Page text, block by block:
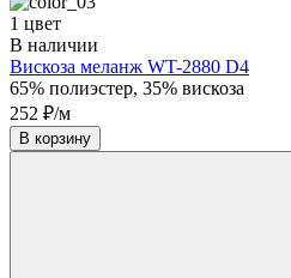
1 цвет
В наличии
Вискоза меланж WT-2880 D4
65% полиэстер, 35% вискоза
252 ₽/м
В корзину